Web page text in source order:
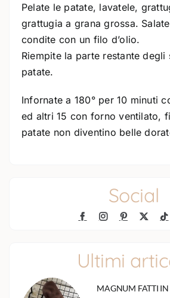
Pelate le patate, lavatele,
grattugia a grana grossa.
condite con un filo d’olio.
Riempite la parte restante degli
patate.
Infornate a 180° per 10 minuti
ed altri 15 con forno ventilato,
patate non diventino belle
Social
Ultimi
MAGNUM FATTI IN